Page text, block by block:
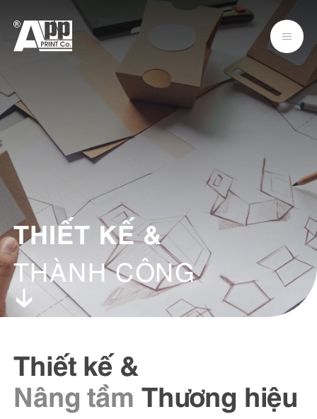
THIẾT KẾ&
THÀNH CÔNG
Thiết kế &
Nâng tầm Thương hiệu